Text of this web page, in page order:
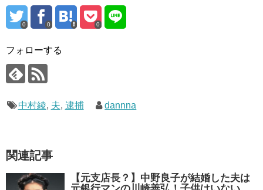
0 0 0
フォローする
中村綾, 夫, 逮捕 dannna
関連記事
【元支店長？】中野良子が結婚した夫は